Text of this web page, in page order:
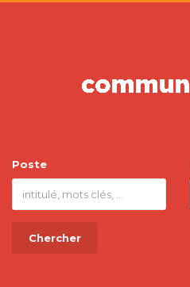
Poste
Chercher